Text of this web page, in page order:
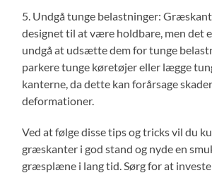
5. Undgå tunge belastninger:
designet til at være holdbare, men det
undgå at udsætte dem for tunge
parkere tunge køretøjer eller lægge
kanterne, da dette kan forårsage
deformationer.
Ved at følge disse tips og tricks vil du
græskanter i god stand og nyde en
græsplæne i lang tid. Sørg for at